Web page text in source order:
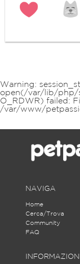
Warning :
open(/var/lib/php/
O_RDWR) failed:
/var/www/
NAVIGA
Home
Cerca/Trova
Community
FAQ
INFORMAZIONI